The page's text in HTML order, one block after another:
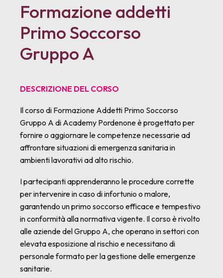
Formazione addetti
Primo Soccorso
Gruppo A
DESCRIZIONE DEL CORSO
Il corso di Formazione Addetti Primo Soccorso
Gruppo A di Academy Pordenone è progettato per
fornire o aggiornare le competenze necessarie ad
affrontare situazioni di emergenza sanitaria in
ambienti lavorativi ad alto rischio.
I partecipanti apprenderanno le procedure corrette
per intervenire in caso di infortunio o malore,
garantendo un primo soccorso efficace e tempestivo
in conformità alla normativa vigente. Il corso è rivolto
alle aziende del Gruppo A, che operano in settori con
elevata esposizione al rischio e necessitano di
personale formato per la gestione delle emergenze
sanitarie.